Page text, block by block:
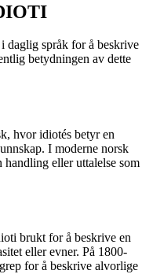
daglig språk for å beskrive
betydningen av dette
hvor idiotés betyr en
I moderne norsk
eller uttalelse som
brukt for å beskrive en
eller evner. På 1800-
for å beskrive alvorlige